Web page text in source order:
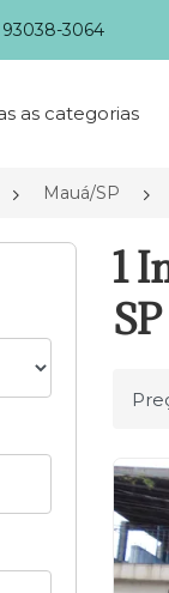
93038-3064
as categorias
Mauá/SP
1
SP